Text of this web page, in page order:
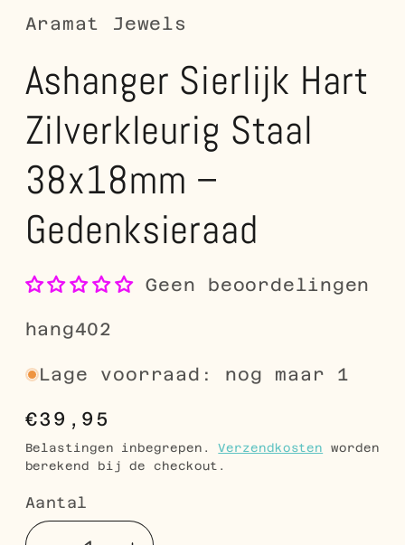
Aramat Jewels
Ashanger Sierlijk Hart
Zilverkleurig Staal
38x18mm –
Gedenksieraad
Geen beoordelingen
SKU:
hang402
Lage voorraad: nog maar 1
Normale
prijs
€39,95
Belastingen inbegrepen.Verzendkosten worden
berekend bij de checkout.
Aantal
Aantal